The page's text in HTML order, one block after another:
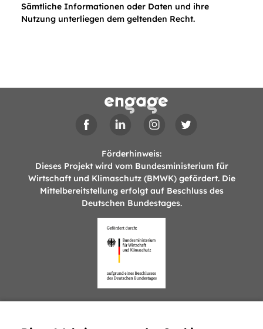
Sämtliche Informationen oder Daten und ihre
Nutzung unterliegen dem geltenden Recht.
Förderhinweis:
Dieses Projekt wird vom Bundesministerium für
Wirtschaft und Klimaschutz (BMWK) gefördert. Die
Mittelbereitstellung erfolgt auf Beschluss des
Deutschen Bundestages.